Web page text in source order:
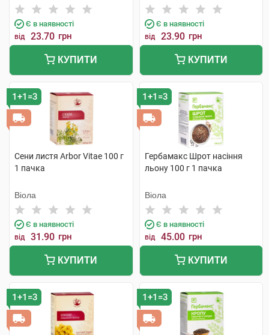
Є в наявності
від 23.70 грн
КУПИТИ
Є в наявності
від 23.90 грн
КУПИТИ
1+1=3
Сени листя Arbor Vitae 100 г
1 пачка
Віола
Є в наявності
від 31.90 грн
КУПИТИ
1+1=3
Гербамакс Шрот насіння
льону 100 г 1 пачка
Віола
Є в наявності
від 45.00 грн
КУПИТИ
1+1=3 1+1=3